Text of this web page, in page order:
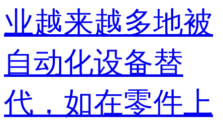
业越来越多地被
自动化设备替
代，如在零件上